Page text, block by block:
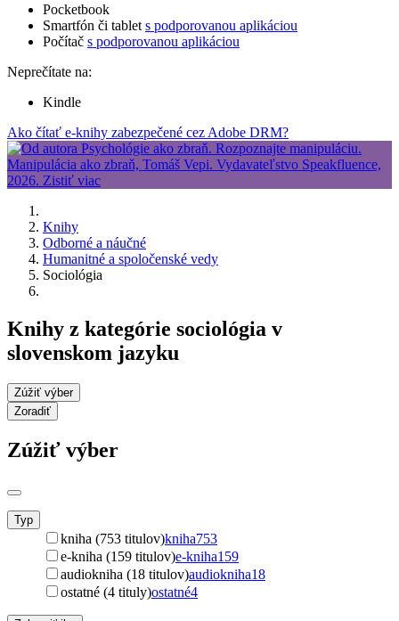
Pocketbook
Smartfón či tablet s podporovanou aplikáciou
Počítač s podporovanou aplikáciou
Neprečítate na:
Kindle
Ako čítať e-knihy zabezpečené cez Adobe DRM?
Knihy
Odborné a náučné
Humanitné a spoločenské vedy
Sociológia
Knihy z kategórie sociológia v
slovenskom jazyku
Zúžiť výber
Zoradiť
Zúžiť výber
Typ
kniha (753 titulov)kniha753
e-kniha (159 titulov)e-kniha159
audiokniha (18 titulov)audiokniha18
ostatné (4 tituly)ostatné4